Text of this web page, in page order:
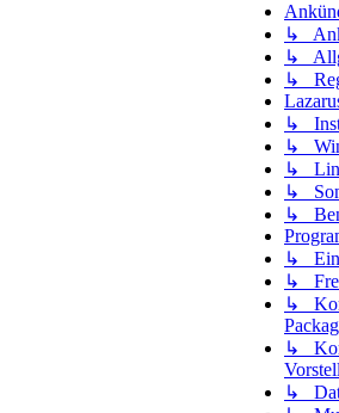
↳
↳
↳
↳
↳
↳
↳
↳
↳
↳
↳
↳
↳